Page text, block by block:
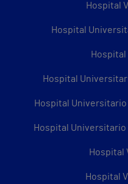
Hospital
Hospital
Hospital
Hospital
Hospital Universitario
Hospital
Hospital